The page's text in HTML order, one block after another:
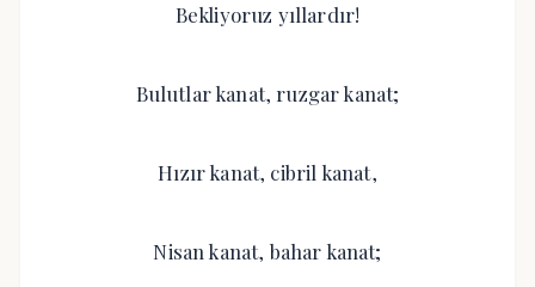
Bekliyoruz yıllardır!
Bulutlar kanat, ruzgar kanat;
Hızır kanat, cibril kanat,
Nisan kanat, bahar kanat;